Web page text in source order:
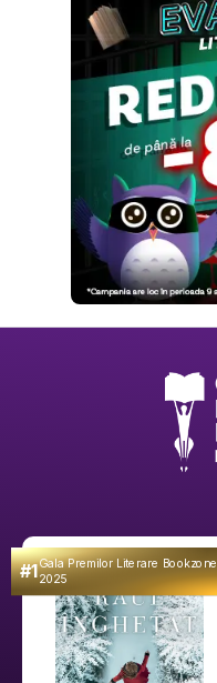
#1Gala Premilor Literare Bookzone
2025